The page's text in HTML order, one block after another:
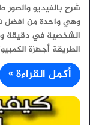
وهي واحدة من افضل
الشخصية في دقيقة
الطريقة أجهزة
أكمل القراءة »